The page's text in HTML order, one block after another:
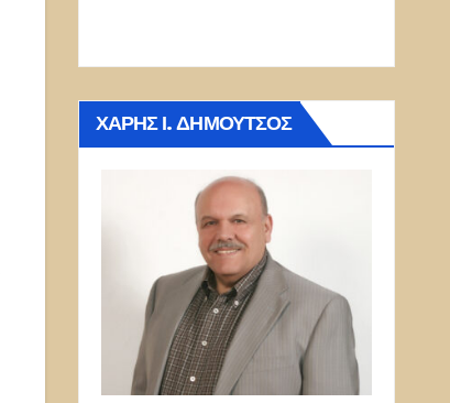
ΧΆΡΗΣ Ι. ΔΗΜΟΎΤΣΟΣ